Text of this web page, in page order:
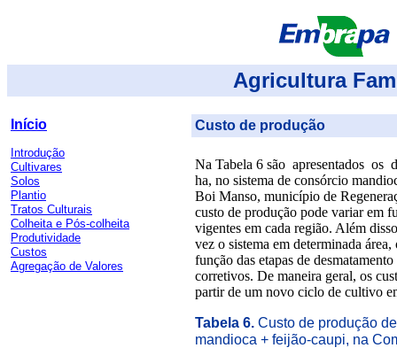
Agricultura
Início
Introdução
Cultivares
Solos
Plantio
Tratos Culturais
Colheita e Pós-colheita
Produtividade
Custos
Agregação de Valores
Custo de produção
Na Tabela 6 são apresentados os
ha, no sistema de consórcio
Boi Manso, município de
custo de produção pode variar em
vigentes em cada região. Além
vez o sistema em determinada
função das etapas de
corretivos. De maneira geral, os
partir de um novo ciclo de cultivo
Tabela 6. Custo de produção
mandioca + feijão-caupi, na